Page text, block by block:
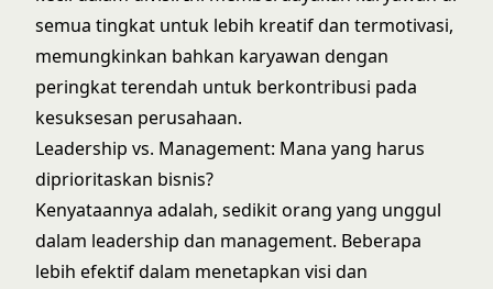
semua tingkat untuk lebih kreatif dan termotivasi,
memungkinkan bahkan karyawan dengan
peringkat terendah untuk berkontribusi pada
kesuksesan perusahaan.
Leadership vs. Management: Mana yang harus
diprioritaskan bisnis?
Kenyataannya adalah, sedikit orang yang unggul
dalam leadership dan management. Beberapa
lebih efektif dalam menetapkan visi dan